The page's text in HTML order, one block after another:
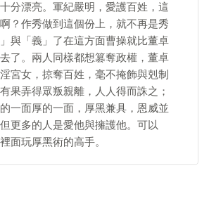
分漂亮。軍紀嚴明，愛護百姓，這
？作秀做到這個份上，就不再是秀
與「義」了在這方面曹操就比董卓
了。兩人同樣都想篡奪政權，董卓
宮女，掠奪百姓，毫不掩飾與剋制
果弄得眾叛親離，人人得而誅之；
一面厚的一面，厚黑兼具，恩威並
更多的人是愛他與擁護他。可以
面玩厚黑術的高手。